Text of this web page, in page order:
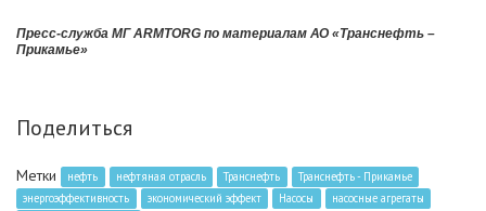
Пресс-служба МГ ARMTORG по материалам АО «Транснефть –
Прикамье»
Поделиться
Метки нефть нефтяная отрасль Транснефть
Транснефть - Прикамье
энергоэффективность
экономический эффект Насосы
насосные агрегаты